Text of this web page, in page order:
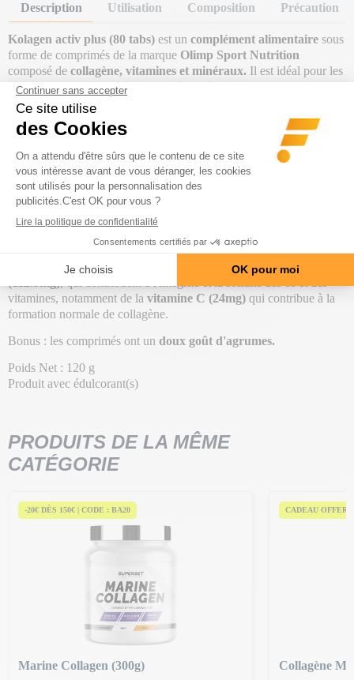
Description Utilisation Composition Précaution
Kolagen activ plus (80 tabs) est un complément alimentaire sous
forme de comprimés de la marque Olimp Sport Nutrition
composé de collagène, vitamines et minéraux. Il est idéal pour les
personnes souhaitant avoir desarticulations souples et en bonne
santé.
Le collagènepermet l'élasticité, la fermeté, la cohésion et la
dans lesquels il est présent. L'organisme en
produit naturellement. Cependant, sa synthèse diminue au fil des
années. Ainsi,une supplémentation en collagène permettra
d'éviter les risques de dégradation du cartilage, de douleur et
donc de perte de fonctionnalité des articulations.
Ce complément alimentaire contient
plus de 7g de collagène par
, sous forme d’hydrolysat de collagène, mais également des
minéraux, tels que le calcium (240mg) et le magnésium
vitamines, notamment de la vitamine C (24mg) qui contribue à la
formation normale de collagène.
Bonus : les comprimés ont un doux goût d'agrumes.
Poids Net : 120 g
Produit avec édulcorant(s)
PRODUITS DE LA MÊME
CATÉGORIE
-20€ DÈS 150€ | CODE : BA20
Marine Collagen (300g)
CADEAU
Collagène